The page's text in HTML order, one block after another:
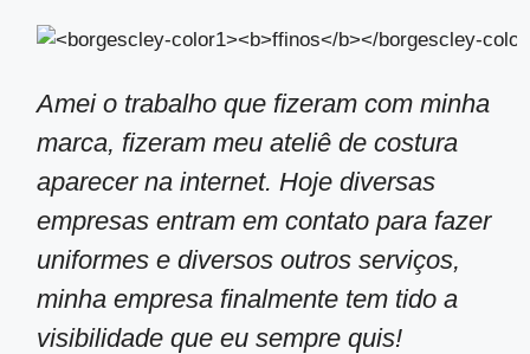
Amei o trabalho que fizeram com minha
marca, fizeram meu ateliê de costura
aparecer na internet. Hoje diversas
empresas entram em contato para fazer
uniformes e diversos outros serviços,
minha empresa finalmente tem tido a
visibilidade que eu sempre quis!